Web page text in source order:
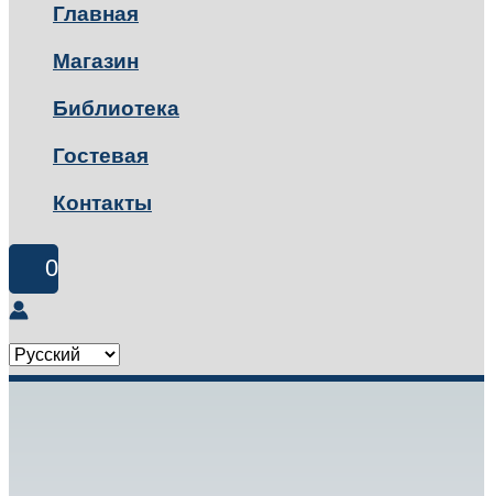
Главная
Магазин
Библиотека
Гостевая
Контакты
0